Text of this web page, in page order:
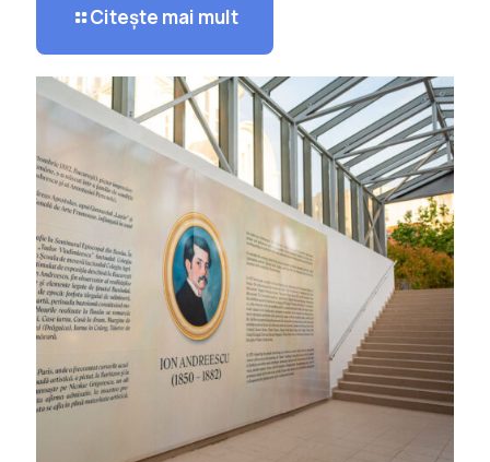
Citește mai mult